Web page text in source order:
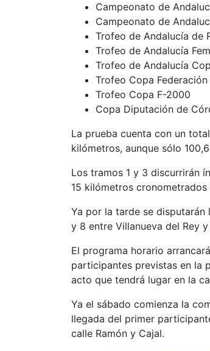
Campeonato de
Campeonato de
Trofeo de Andalucía de
Trofeo de Andalucía
Trofeo de Andalucía
Trofeo Copa
Trofeo Copa F-2000
Copa Diputación de
La prueba cuenta con un
kilómetros, aunque sólo
Los tramos 1 y 3 discurrirán
15 kilómetros
Ya por la tarde se
y 8 entre Villanueva del Rey
El programa horario
participantes previstas en la
acto que tendrá lugar en la
Ya el sábado comienza la
llegada del primer
calle Ramón y Cajal.